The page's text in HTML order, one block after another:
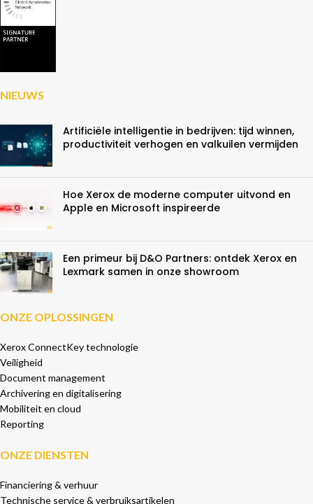
NIEUWS
Artificiële intelligentie in bedrijven: tijd winnen,
productiviteit verhogen en valkuilen vermijden
Hoe Xerox de moderne computer uitvond en
Apple en Microsoft inspireerde
Een primeur bij D&O Partners: ontdek Xerox en
Lexmark samen in onze showroom
ONZE OPLOSSINGEN
Xerox ConnectKey technologie
Veiligheid
Document management
Archivering en digitalisering
Mobiliteit en cloud
Reporting
ONZE DIENSTEN
Financiering & verhuur
Technische service & verbruiksartikelen